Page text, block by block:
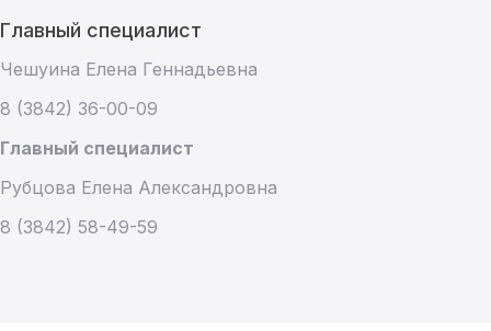
Главный специалист
Чешуина Елена Геннадьевна
8 (3842) 36-00-09
Главный специалист
Рубцова Елена Александровна
8 (3842) 58-49-59